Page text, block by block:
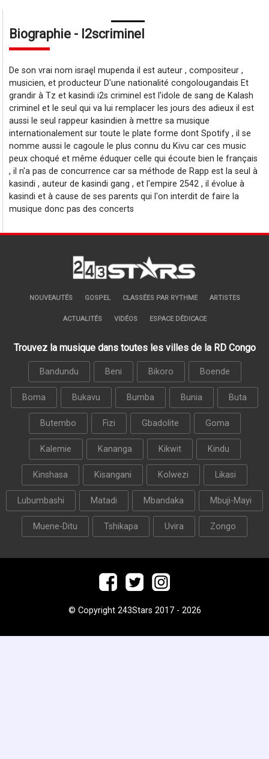
Biographie - I2scriminel
De son vrai nom israęl mupenda il est auteur , compositeur ,
musicien, et producteur D'une nationalité congolougandais Et
grandir à Tz et kasindi i2s criminel est l'idole de sang de Kalash
criminel et le seul qui va lui remplacer les jours des adieux il est
aussi le seul rappeur kasindien à mettre sa musique
internationalement sur toute le plate forme dont Spotify , il se
nomme aussi le cagoule le plus connu du Kivu car ces music
peux choqué et même éduquer celle qui écoute bien le français
, il n'a pas de concurrence car sa méthode de Rapp est la seul à
kasindi , auteur de kasindi gang , et l'empire 2542 , il évolue à
kasindi et à cause de ses parents qui l'on interdit de faire la
musique donc pas des concerts
NOUVEAUTÉS GOSPEL CLASSÉES PAR RYTHME ARTISTES
ACTUALITÉS VIDÉOS ESPACE DÉDICACE
Trouvez la musique dans toutes les villes de la RD Congo
Bandundu Beni Bikoro Boende
Boma Bukavu Bumba Bunia Buta
Butembo Fizi Gbadolite Goma
Kalemie Kananga Kikwit Kindu
Kinshasa Kisangani Kolwezi Likasi
Lubumbashi Matadi Mbandaka Mbuji-Mayi
Muene-Ditu Tshikapa Uvira Zongo
© Copyright 243Stars 2017 - 2026